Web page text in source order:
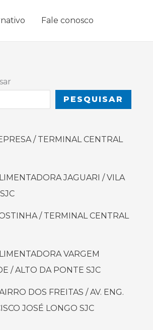
Fale conosco
PESQUISAR
/ TERMINAL CENTRAL
JAGUARI / VILA
/ TERMINAL CENTRAL
VARGEM
/ ALTO DA PONTE SJC
DOS FREITAS / AV. ENG.
JOSÉ LONGO SJC